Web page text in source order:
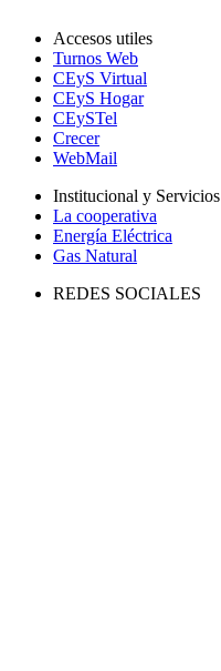
Accesos utiles
Turnos Web
CEyS Virtual
CEyS Hogar
CEySTel
Crecer
WebMail
Institucional y Servicios
La cooperativa
Energía Eléctrica
Gas Natural
REDES SOCIALES